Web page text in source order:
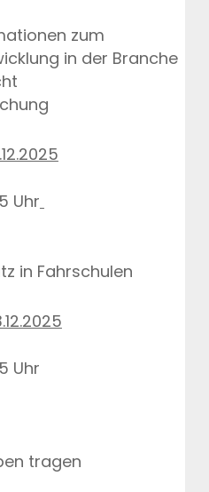
zum
in der Branche
Uhr
in Fahrschulen
Uhr
tragen